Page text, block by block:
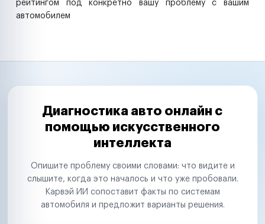
рейтингом под конкретно вашу проблему с вашим
автомобилем
Диагностика авто онлайн с
помощью искусственного
интеллекта
Опишите проблему своими словами: что видите и
слышите, когда это началось и что уже пробовали.
Карвэй ИИ сопоставит факты по системам
автомобиля и предложит варианты решения.